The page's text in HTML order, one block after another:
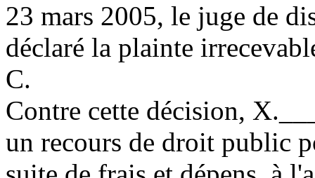
23 mars 2005, le juge de
déclaré la plainte
C.
Contre cette décision,
un recours de droit public